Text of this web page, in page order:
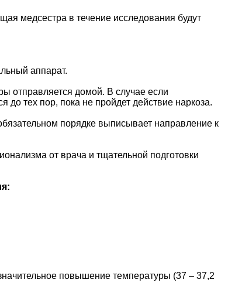
медсестра в течение исследования будут
аппарат.
отправляется домой. В случае если
до тех пор, пока не пройдет действие наркоза.
порядке выписывает направление к
от врача и тщательной подготовки
повышение температуры (37 – 37,2